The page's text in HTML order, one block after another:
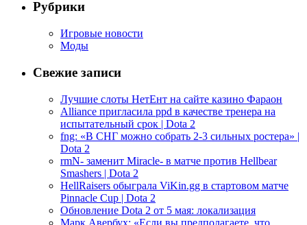
Рубрики
Игровые новости
Моды
Свежие записи
Лучшие слоты НетЕнт на сайте казино Фараон
Alliance пригласила ppd в качестве тренера на
испытательный срок | Dota 2
fng: «В СНГ можно собрать 2-3 сильных ростера» |
Dota 2
rmN- заменит Miracle- в матче против Hellbear
Smashers | Dota 2
HellRaisers обыграла ViKin.gg в стартовом матче
Pinnacle Cup | Dota 2
Обновление Dota 2 от 5 мая: локализация
Марк Авербух: «Если вы предполагаете, что